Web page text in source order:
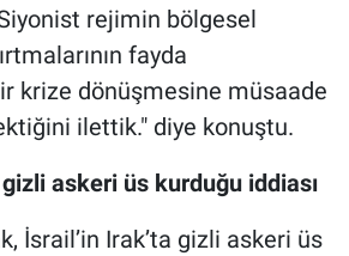
rejimin bölgesel
fayda
krize dönüşmesine müsaade
ilettik." diye konuştu.
askeri üs kurduğu iddiası
İsrail’in Irak’ta gizli askeri üs